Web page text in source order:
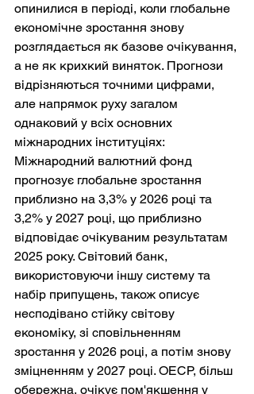
опинилися в періоді, коли глобальне
економічне зростання знову
розглядається як базове очікування,
а не як крихкий виняток. Прогнози
відрізняються точними цифрами,
але напрямок руху загалом
однаковий у всіх основних
міжнародних інституціях:
Міжнародний валютний фонд
прогнозує глобальне зростання
приблизно на 3,3% у 2026 році та
3,2% у 2027 році, що приблизно
відповідає очікуваним результатам
2025 року. Світовий банк,
використовуючи іншу систему та
набір припущень, також описує
несподівано стійку світову
економіку, зі сповільненням
зростання у 2026 році, а потім знову
зміцненням у 2027 році. ОЕСР, більш
обережна, очікує пом'якшення у